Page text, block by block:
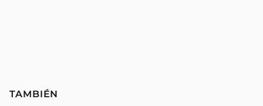
TAMBIÉN